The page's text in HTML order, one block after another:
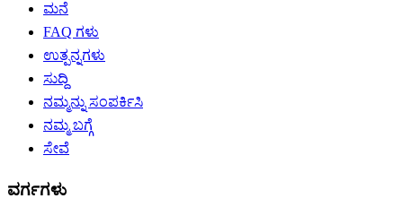
ಮನೆ
FAQ ಗಳು
ಉತ್ಪನ್ನಗಳು
ಸುದ್ದಿ
ನಮ್ಮನ್ನು ಸಂಪರ್ಕಿಸಿ
ನಮ್ಮ ಬಗ್ಗೆ
ಸೇವೆ
ವರ್ಗಗಳು